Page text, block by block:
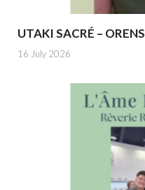
UTAKI SACRÉ – ORENS
16 July 2026